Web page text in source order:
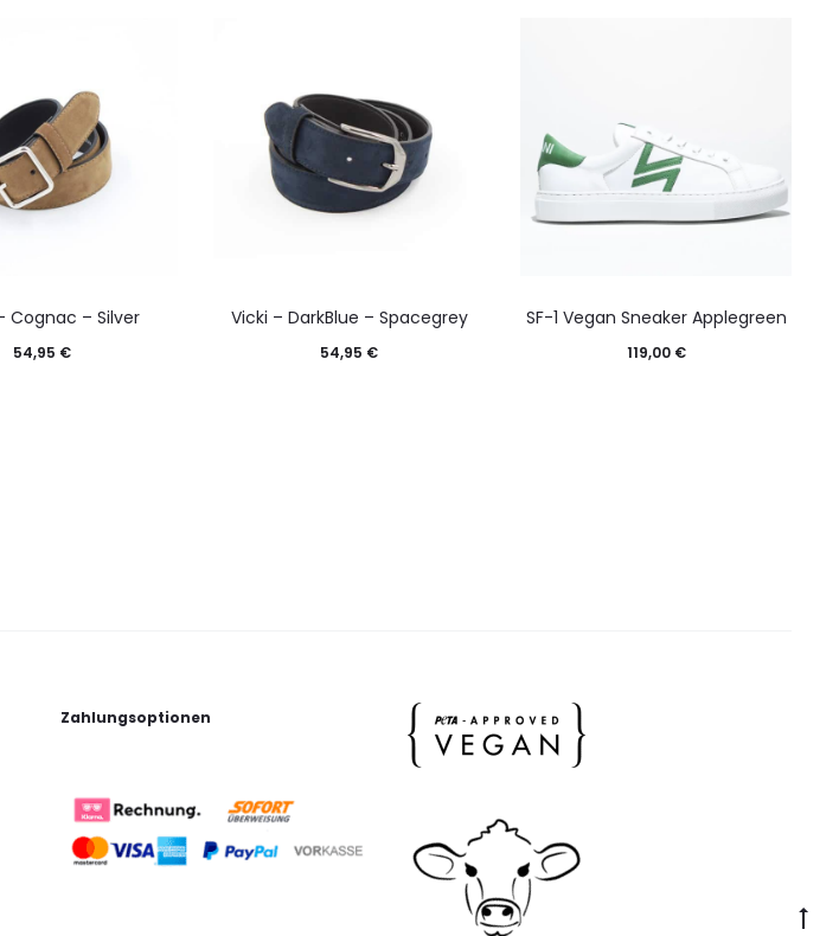
Cognac – Silver
54,95 €
Vicki – DarkBlue – Spacegrey
54,95 €
SF-1 Vegan Sneaker Applegreen
119,00 €
Zahlungsoptionen